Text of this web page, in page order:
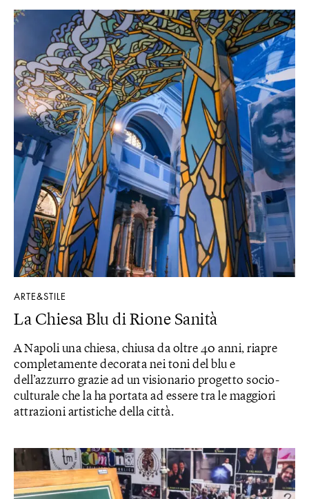
ARTE&STILE
La Chiesa Blu di Rione Sanità
A Napoli una chiesa, chiusa da oltre 40 anni, riapre
completamente decorata nei toni del blu e
dell’azzurro grazie ad un visionario progetto socio-
culturale che la ha portata ad essere tra le maggiori
attrazioni artistiche della città.